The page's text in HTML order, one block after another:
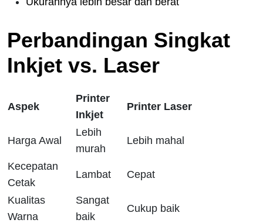
Perbandingan Singkat
Inkjet vs. Laser
Aspek
Printer
Inkjet
Printer Laser
Harga Awal
Lebih
murah
Lebih mahal
Kecepatan
Cetak
Lambat Cepat
Kualitas
Warna
Sangat
baik
Cukup baik